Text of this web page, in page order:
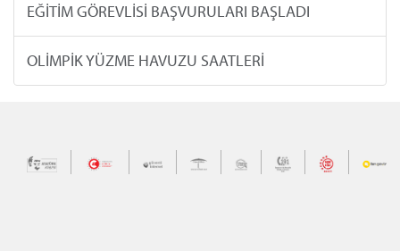
EĞİTİM GÖREVLİSİ BAŞVURULARI BAŞLADI
OLİMPİK YÜZME HAVUZU SAATLERİ